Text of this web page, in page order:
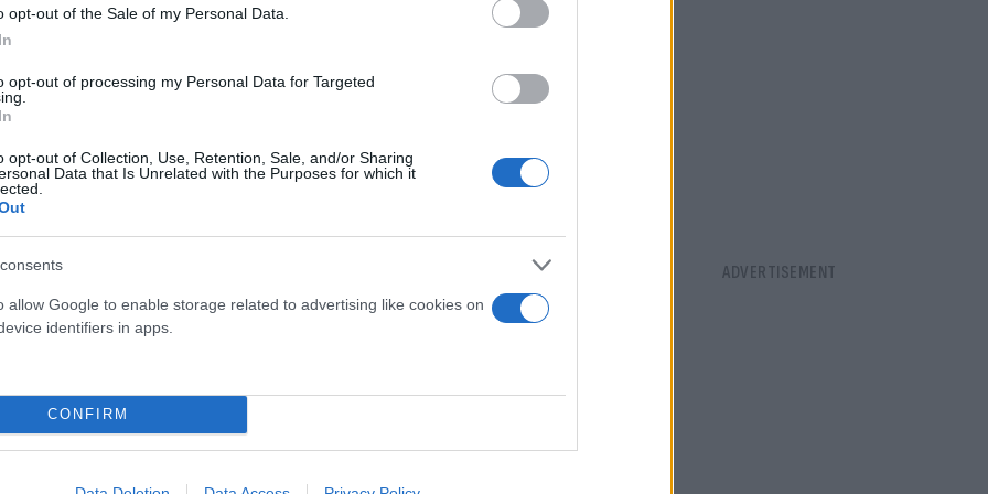
opt-out of the Sale of my Personal Data.
opt-out of processing my Personal Data for Targeted
opt-out of Collection, Use, Retention, Sale, and/or Sharing
Data that Is Unrelated with the Purposes for which it
allow Google to enable storage related to advertising like cookies on
identifiers in apps.
CONFIRM
ένα άρθρο
του Ρούμπικ απαιτεί 12 bits το δευτερόλεπτο, ενώ η
προσωρινά. Οπότε, η ταχύτητα του εγκεφάλου είναι
είναι τρομακτική. Τα 80 δισ. νευρικών κυττάρων
ώστε να μπορούμε να αισθανόμαστε, να
συνάρτηση με τους συνανθρώπους μας.
που επαρκούν για τις βασικές λειτουργίες της
ο ανθρώπινος εγκέφαλος να χρησιμοποιήσει μονάδες